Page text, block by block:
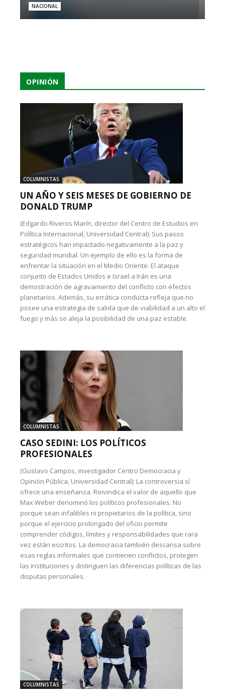
NACIONAL
OPINIÓN
COLUMNISTAS
UN AÑO Y SEIS MESES DE GOBIERNO DE
DONALD TRUMP
(Edgardo Riveros Marín, director del Centro de Estudios en
Política Internacional, Universidad Central): Sus pasos
estratégicos han impactado negativamente a la paz y
seguridad mundial. Un ejemplo de ello es la forma de
enfrentar la situación en el Medio Oriente. El ataque
conjunto de Estados Unidos e Israel a Irán es una
demostración de agravamiento del conflicto con efectos
planetarios. Además, su errática conducta refleja que no
posee una estrategia de salida que de viabilidad a un alto el
fuego y más se aleja la posibilidad de una paz estable.
COLUMNISTAS
CASO SEDINI: LOS POLÍTICOS
PROFESIONALES
(Gustavo Campos, investigador Centro Democracia y
Opinión Pública, Universidad Central): La controversia sí
ofrece una enseñanza. Reivindica el valor de aquello que
Max Weber denominó los políticos profesionales. No
porque sean infalibles ni propietarios de la política, sino
porque el ejercicio prolongado del oficio permite
comprender códigos, límites y responsabilidades que rara
vez están escritos. La democracia también descansa sobre
esas reglas informales que contienen conflictos, protegen
las instituciones y distinguen las diferencias políticas de las
disputas personales.
COLUMNISTAS